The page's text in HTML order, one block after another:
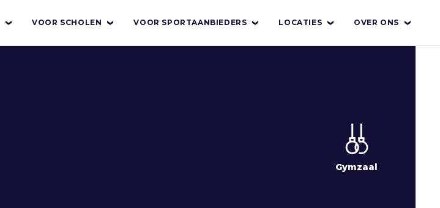
VOOR SCHOLEN VOOR SPORTAANBIEDERS LOCATIES OVER ONS
Gymzaal